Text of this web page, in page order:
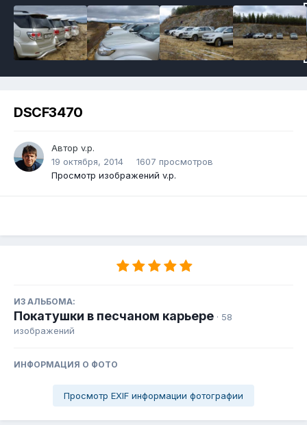
DSCF3470
Автор v.p.
19 октября, 2014
1607 просмотров
Просмотр изображений v.p.
ИЗ АЛЬБОМА:
Покатушки в песчаном карьере · 58
изображений
ИНФОРМАЦИЯ О ФОТО
Просмотр EXIF информации фотографии